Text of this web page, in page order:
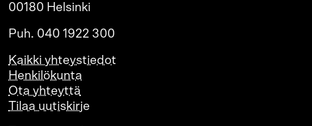
00180 Helsinki
Puh. 040 1922 300
Kaikki yhteystiedot
Henkilökunta
Ota yhteyttä
Tilaa uutiskirje